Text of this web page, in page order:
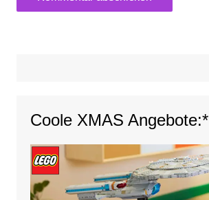
Coole XMAS Angebote:*